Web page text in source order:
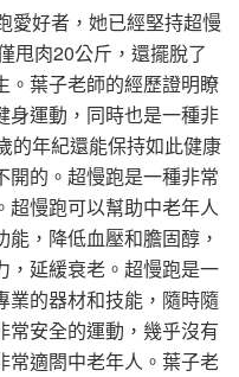
愛好者，她已經堅持超慢
甩肉20公斤，還擺脫了
。葉子老師的經歷證明瞭
身運動，同時也是一種非
的年紀還能保持如此健康
開的。超慢跑是一種非常
超慢跑可以幫助中老年人
，降低血壓和膽固醇，
，延緩衰老。超慢跑是一
業的器材和技能，隨時隨
常安全的運動，幾乎沒有
常適閤中老年人。葉子老